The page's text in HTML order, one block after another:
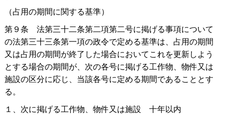
（占用の期間に関する基準）
第９条 法第三十二条第二項第二号に掲げる事項について
の法第三十三条第一項の政令で定める基準は、占用の期間
又は占用の期間が終了した場合においてこれを更新しよう
とする場合の期間が、次の各号に掲げる工作物、物件又は
施設の区分に応じ、当該各号に定める期間であることとす
る。
１、次に掲げる工作物、物件又は施設 十年以内